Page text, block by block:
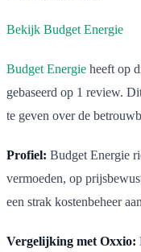
Bekijk Budget Energie
Budget Energie heeft op
gebaseerd op 1 review.
te geven over de
Profiel: Budget Energie
vermoeden, op
een strak kostenbeheer
Vergelijking met Oxxio: